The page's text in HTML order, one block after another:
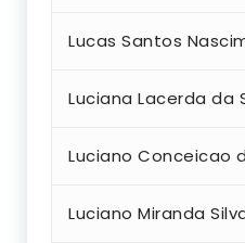
Lucas Santos
Luciana Lacerda da
Luciano Conceicao
Luciano Miranda